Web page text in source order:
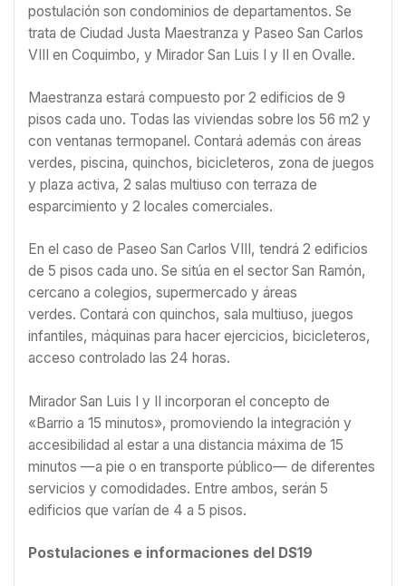
postulación son condominios de departamentos. Se
trata de Ciudad Justa Maestranza y Paseo San Carlos
VIII en Coquimbo, y Mirador San Luis I y II en Ovalle.
Maestranza estará compuesto por 2 edificios de 9
pisos cada uno. Todas las viviendas sobre los 56 m2 y
con ventanas termopanel. Contará además con áreas
verdes, piscina, quinchos, bicicleteros, zona de juegos
y plaza activa, 2 salas multiuso con terraza de
esparcimiento y 2 locales comerciales.
En el caso de Paseo San Carlos VIII, tendrá 2 edificios
de 5 pisos cada uno. Se sitúa en el sector San Ramón,
cercano a colegios, supermercado y áreas
verdes. Contará con quinchos, sala multiuso, juegos
infantiles, máquinas para hacer ejercicios, bicicleteros,
acceso controlado las 24 horas.
Mirador San Luis I y II incorporan el concepto de
«Barrio a 15 minutos», promoviendo la integración y
accesibilidad al estar a una distancia máxima de 15
minutos —a pie o en transporte público— de diferentes
servicios y comodidades. Entre ambos, serán 5
edificios que varían de 4 a 5 pisos.
Postulaciones e informaciones del DS19